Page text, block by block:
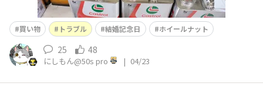
買い物 トラブル 結婚記念日 ホイールナット
25 48
にしもん@50s pro | 04/23